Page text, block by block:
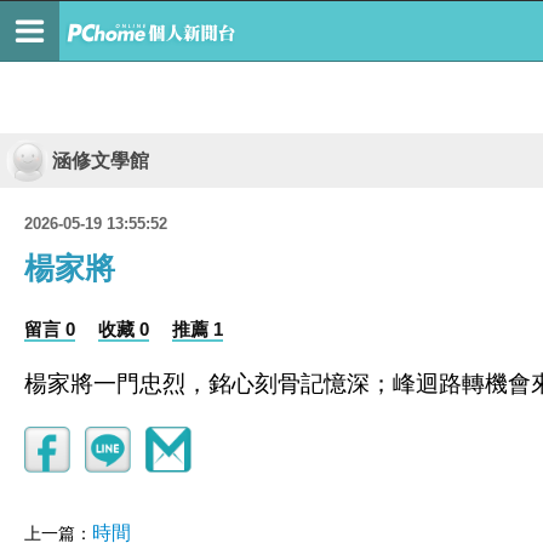
涵修文學館
2026-05-19 13:55:52
楊家將
留言 0 收藏 0 推薦 1
楊家將一門忠烈，銘心刻骨記憶深；峰迴路轉機會
上一篇： 時間